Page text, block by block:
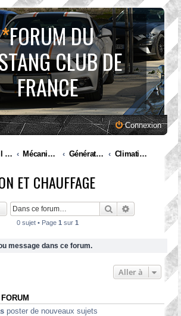
*FORUM DU
CLUB DE
FRANCE
Connexion
Accueil Forum Mécanique et entretien Génération VI. Mustang (2015 à ...) Climatisation et chauffage
ET CHAUFFAGE
RechercherRecherche
0 sujet • Page 1 sur 1
message dans ce forum.
Aller à
poster de nouveaux sujets